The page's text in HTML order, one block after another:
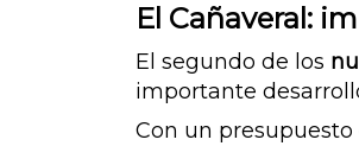
El Cañaveral:
El segundo de los
importante
Con un